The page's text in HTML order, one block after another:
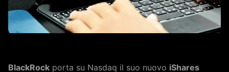
BlackRock porta su Nasdaq il suo nuovo iShares